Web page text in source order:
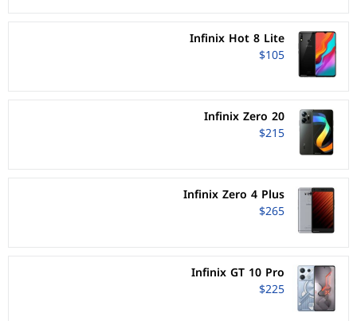
Infinix Hot 8 Lite
$105
Infinix Zero 20
$215
Infinix Zero 4 Plus
$265
Infinix GT 10 Pro
$225